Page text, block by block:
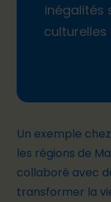
inégalités
Un exemple
les régions de
collaboré avec
transformer la